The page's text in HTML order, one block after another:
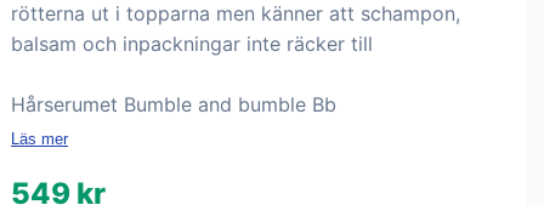
rötterna ut i topparna men känner att schampon,
balsam och inpackningar inte räcker till
Hårserumet Bumble and bumble Bb
Läs mer
549 kr